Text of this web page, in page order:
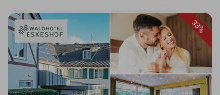
33%